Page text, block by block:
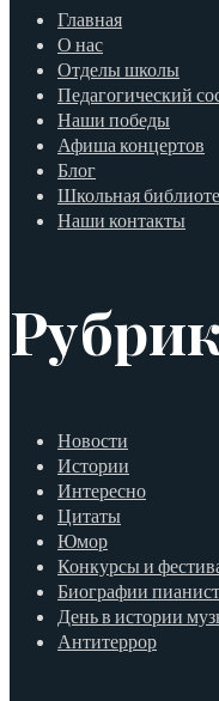
Главная
О нас
Отделы школы
Педагогический
Наши победы
Афиша концертов
Блог
Школьная
Наши контакты
Новости
Истории
Интересно
Цитаты
Юмор
Конкурсы и
Биографии
День в истории
Антитеррор